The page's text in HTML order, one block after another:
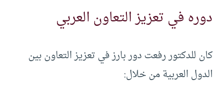
دوره في تعزيز التعاون العربي
كان للدكتور رفعت دور بارز في تعزيز التعاون بين
الدول العربية من خلال: